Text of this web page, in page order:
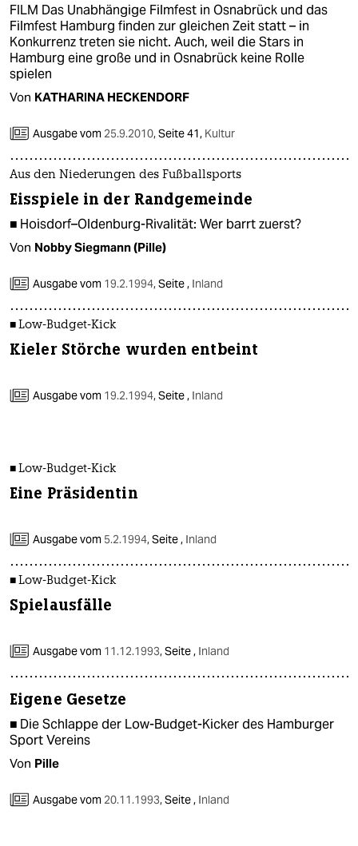
FILM Das Unabhängige Filmfest in Osnabrück und das
Filmfest Hamburg finden zur gleichen Zeit statt – in
Konkurrenz treten sie nicht. Auch, weil die Stars in
Hamburg eine große und in Osnabrück keine Rolle
spielen
Von KATHARINA HECKENDORF
Ausgabe vom 25.9.2010,Seite 41, Kultur
Aus den Niederungen des Fußballsports
Eisspiele in der Randgemeinde
■ Hoisdorf–Oldenburg-Rivalität: Wer barrt zuerst?
Von Nobby Siegmann (Pille)
Ausgabe vom 19.2.1994,Seite , Inland
■ Low-Budget-Kick
Kieler Störche wurden entbeint
Ausgabe vom 19.2.1994,Seite , Inland
■ Low-Budget-Kick
Eine Präsidentin
Ausgabe vom 5.2.1994,Seite , Inland
■ Low-Budget-Kick
Spielausfälle
Ausgabe vom 11.12.1993,Seite , Inland
Eigene Gesetze
■ Die Schlappe der Low-Budget-Kicker des Hamburger
Sport Vereins
Von Pille
Ausgabe vom 20.11.1993,Seite , Inland